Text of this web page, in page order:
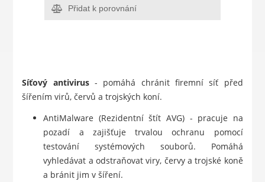
Přidat k porovnání
Síťový antivirus- pomáhá chránit firemní síť před
šířením virů, červů a trojských koní.
AntiMalware (Rezidentní štít AVG) - pracuje na
pozadí a zajišťuje trvalou ochranu pomocí
testování systémových souborů. Pomáhá
vyhledávat a odstraňovat viry, červy a trojské koně
a bránit jim v šíření.